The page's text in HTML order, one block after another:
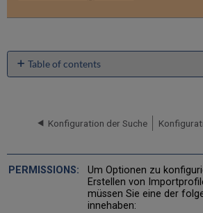
Table of contents
für
Konfiguration der Suche
Um Optionen zu
Erstellen von
müssen Sie eine der
innehaben: